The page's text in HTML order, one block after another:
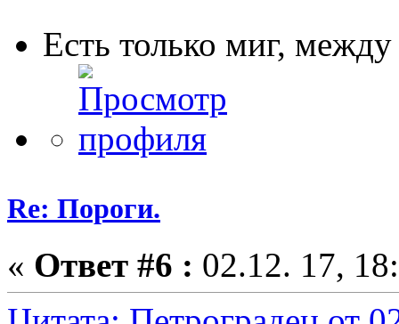
Есть только миг,
Re: Пороги.
« Ответ #6 : 02.12. 17,